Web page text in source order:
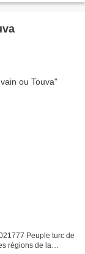
Peuple turc de
régions de la